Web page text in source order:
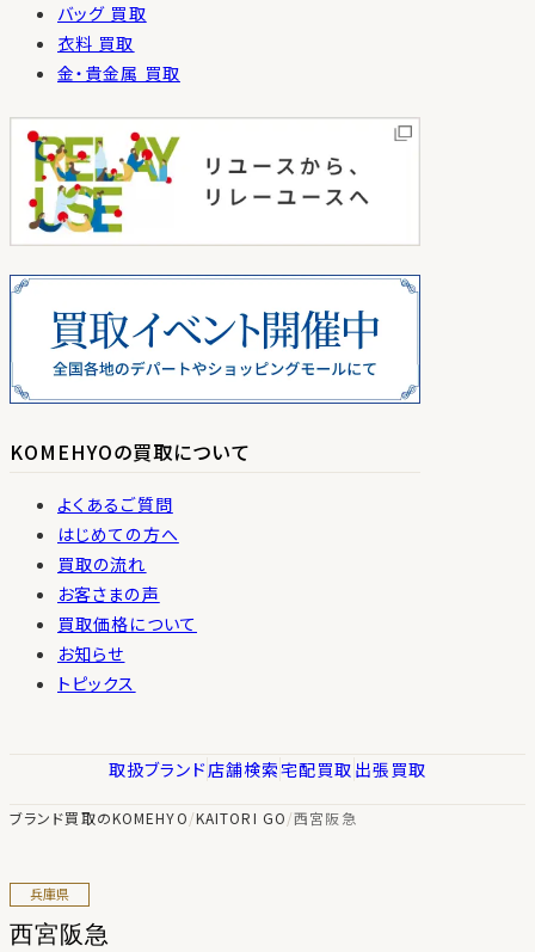
バッグ 買取
衣料 買取
金・貴金属 買取
KOMEHYOの買取について
よくあるご質問
はじめての方へ
買取の流れ
お客さまの声
買取価格について
お知らせ
トピックス
取扱ブランド店舗検索宅配買取 出張買取
ブランド買取のKOMEHYO/KAITORI GO/西宮阪急
兵庫県
西宮阪急